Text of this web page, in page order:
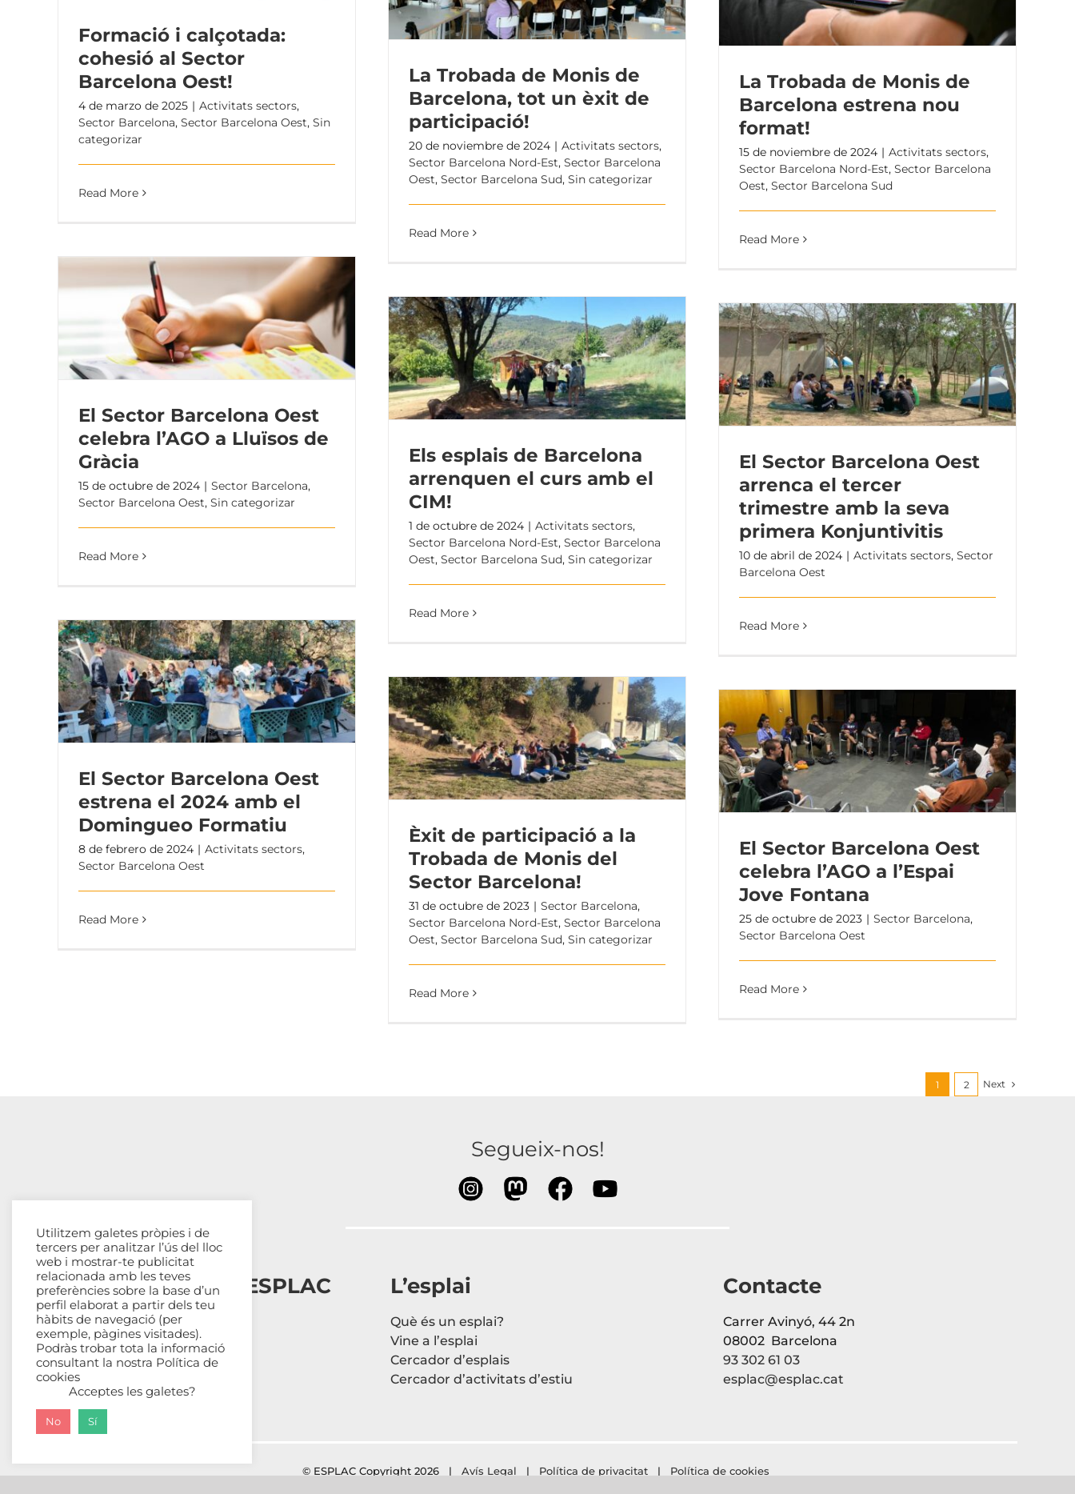
Formació i calçotada:
cohesió al Sector
Barcelona Oest!
4 de marzo de 2025 | Activitats sectors,
Sector Barcelona, Sector Barcelona Oest, Sin
categorizar
Read More
La Trobada de Monis de
Barcelona, tot un èxit de
participació!
20 de noviembre de 2024 | Activitats sectors,
Sector Barcelona Nord-Est, Sector Barcelona
Oest, Sector Barcelona Sud, Sin categorizar
Read More
La Trobada de Monis de
Barcelona estrena nou
format!
15 de noviembre de 2024 | Activitats sectors,
Sector Barcelona Nord-Est, Sector Barcelona
Oest, Sector Barcelona Sud
Read More
El Sector Barcelona Oest
celebra l’AGO a Lluïsos de
Gràcia
15 de octubre de 2024 | Sector Barcelona,
Sector Barcelona Oest, Sin categorizar
Read More
Els esplais de Barcelona
arrenquen el curs amb el
CIM!
1 de octubre de 2024 | Activitats sectors,
Sector Barcelona Nord-Est, Sector Barcelona
Oest, Sector Barcelona Sud, Sin categorizar
Read More
El Sector Barcelona Oest
arrenca el tercer
trimestre amb la seva
primera Konjuntivitis
10 de abril de 2024 | Activitats sectors, Sector
Barcelona Oest
Read More
El Sector Barcelona Oest
estrena el 2024 amb el
Domingueo Formatiu
8 de febrero de 2024 | Activitats sectors,
Sector Barcelona Oest
Read More
Èxit de participació a la
Trobada de Monis del
Sector Barcelona!
31 de octubre de 2023 | Sector Barcelona,
Sector Barcelona Nord-Est, Sector Barcelona
Oest, Sector Barcelona Sud, Sin categorizar
Read More
El Sector Barcelona Oest
celebra l’AGO a l’Espai
Jove Fontana
25 de octubre de 2023 | Sector Barcelona,
Sector Barcelona Oest
Read More
1 2 Next
Segueix-nos!
Esplais Catalans, ESPLAC
Qui som
Com ens organitzem
Transparència
Fes-te sòcia
L’esplai
Què és un esplai?
Vine a l’esplai
Cercador d’esplais
Cercador d’activitats d’estiu
Contacte
Carrer Avinyó, 44 2n
08002 Barcelona
93 302 61 03
esplac@esplac.cat
© ESPLAC Copyright 2026 | Avís Legal | Política de privacitat | Política de cookies
Utilitzem galetes pròpies i de
tercers per analitzar l’ús del lloc
web i mostrar-te publicitat
relacionada amb les teves
preferències sobre la base d’un
perfil elaborat a partir dels teu
hàbits de navegació (per
exemple, pàgines visitades).
Podràs trobar tota la informació
consultant la nostra Política de
cookies
Acceptes les galetes?
No Sí